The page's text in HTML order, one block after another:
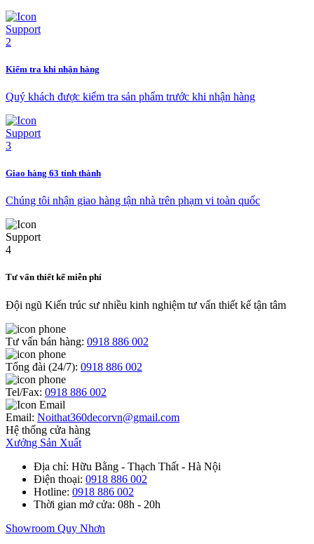
Kiểm tra khi nhận hàng
Quý khách được kiểm tra sản phẩm trước khi nhận hàng
Giao hàng 63 tỉnh thành
Chúng tôi nhận giao hàng tận nhà trên phạm vi toàn quốc
Tư vấn thiết kế miễn phí
Đội ngũ Kiến trúc sư nhiều kinh nghiệm tư vấn thiết kế tận tâm
Tư vấn bán hàng: 0918 886 002
Tổng đài (24/7): 0918 886 002
Tel/Fax: 0918 886 002
Email: Noithat360decorvn@gmail.com
Hệ thống cửa hàng
Xưởng Sản Xuất
Địa chỉ: Hữu Bằng - Thạch Thất - Hà Nội
Điện thoại: 0918 886 002
Hotline: 0918 886 002
Thời gian mở cửa: 08h - 20h
Showroom Quy Nhơn